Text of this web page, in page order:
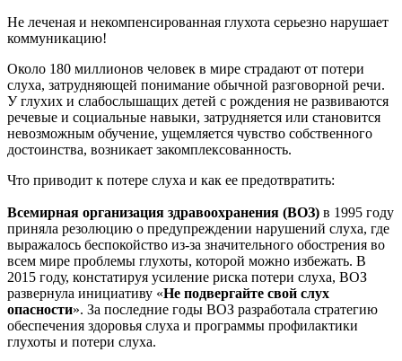
Не леченая и некомпенсированная глухота серьезно нарушает
коммуникацию!
Около 180 миллионов человек в мире страдают от потери
слуха, затрудняющей понимание обычной разговорной речи.
У глухих и слабослышащих детей с рождения не развиваются
речевые и социальные навыки, затрудняется или становится
невозможным обучение, ущемляется чувство собственного
достоинства, возникает закомплексованность.
Что приводит к потере слуха и как ее предотвратить:
Всемирная организация здравоохранения (ВОЗ) в 1995 году
приняла резолюцию о предупреждении нарушений слуха, где
выражалось беспокойство из-за значительного обострения во
всем мире проблемы глухоты, которой можно избежать. В
2015 году, констатируя усиление риска потери слуха, ВОЗ
развернула инициативу «Не подвергайте свой слух
опасности». За последние годы ВОЗ разработала стратегию
обеспечения здоровья слуха и программы профилактики
глухоты и потери слуха.